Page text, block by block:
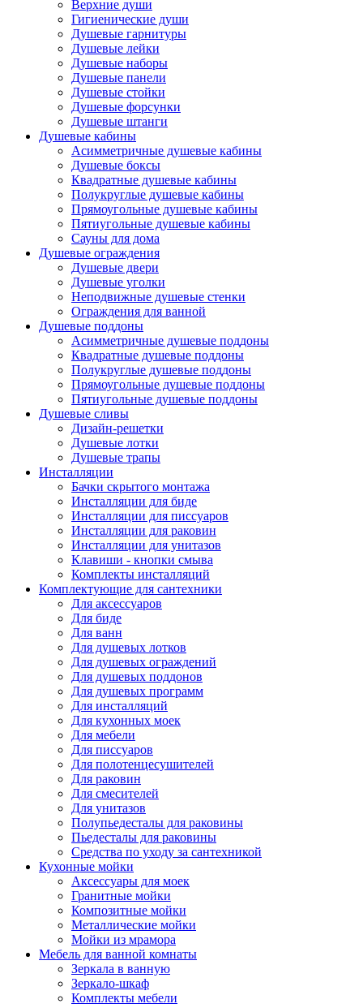
Верхние души
Гигиенические души
Душевые гарнитуры
Душевые лейки
Душевые наборы
Душевые панели
Душевые стойки
Душевые форсунки
Душевые штанги
Душевые кабины
Асимметричные душевые кабины
Душевые боксы
Квадратные душевые кабины
Полукруглые душевые кабины
Прямоугольные душевые кабины
Пятиугольные душевые кабины
Сауны для дома
Душевые ограждения
Душевые двери
Душевые уголки
Неподвижные душевые стенки
Ограждения для ванной
Душевые поддоны
Асимметричные душевые поддоны
Квадратные душевые поддоны
Полукруглые душевые поддоны
Прямоугольные душевые поддоны
Пятиугольные душевые поддоны
Душевые сливы
Дизайн-решетки
Душевые лотки
Душевые трапы
Инсталляции
Бачки скрытого монтажа
Инсталляции для биде
Инсталляции для писсуаров
Инсталляции для раковин
Инсталляции для унитазов
Клавиши - кнопки смыва
Комплекты инсталляций
Комплектующие для сантехники
Для аксессуаров
Для биде
Для ванн
Для душевых лотков
Для душевых ограждений
Для душевых поддонов
Для душевых программ
Для инсталляций
Для кухонных моек
Для мебели
Для писсуаров
Для полотенцесушителей
Для раковин
Для смесителей
Для унитазов
Полупьедесталы для раковины
Пьедесталы для раковины
Средства по уходу за сантехникой
Кухонные мойки
Аксессуары для моек
Гранитные мойки
Композитные мойки
Металлические мойки
Мойки из мрамора
Мебель для ванной комнаты
Зеркала в ванную
Зеркало-шкаф
Комплекты мебели